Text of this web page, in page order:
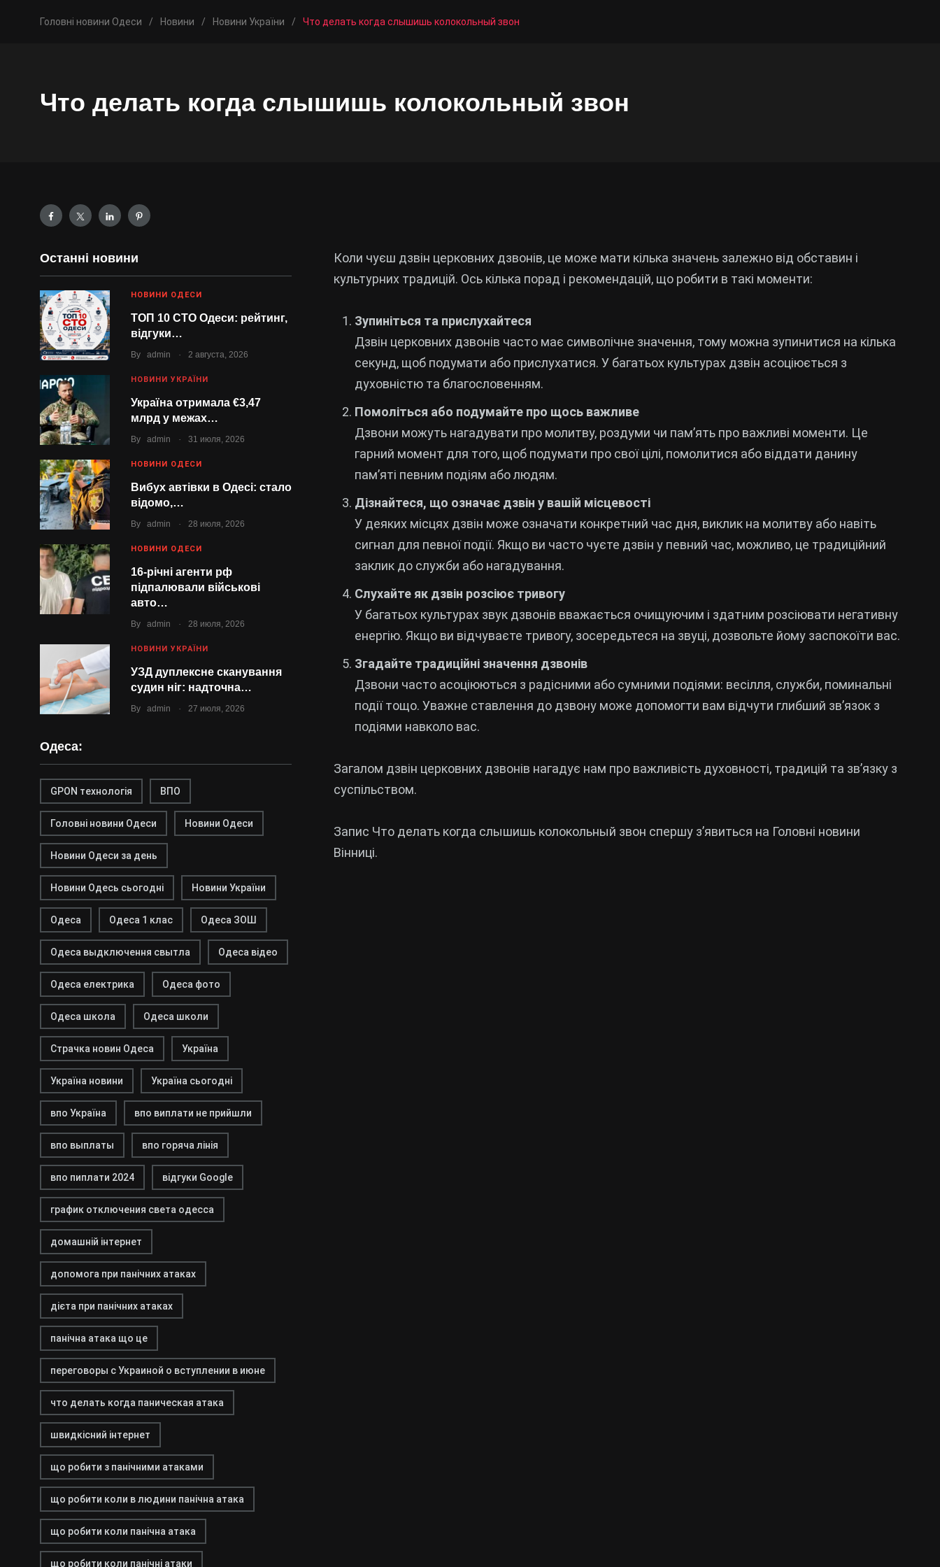
Головні новини Одеси / Новини / Новини України / Что делать когда слышишь колокольный звон
Что делать когда слышишь колокольный звон
Останні новини
НОВИНИ ОДЕСИ
ТОП 10 СТО Одеси: рейтинг,
відгуки…
By admin . 2 августа, 2026
НОВИНИ УКРАЇНИ
Україна отримала €3,47
млрд у межах…
By admin . 31 июля, 2026
НОВИНИ ОДЕСИ
Вибух автівки в Одесі: стало
відомо,…
By admin . 28 июля, 2026
НОВИНИ ОДЕСИ
16-річні агенти рф
підпалювали військові
авто…
By admin . 28 июля, 2026
НОВИНИ УКРАЇНИ
УЗД дуплексне сканування
судин ніг: надточна…
By admin . 27 июля, 2026
Одеса:
GPON технологія ВПО
Головні новини Одеси Новини Одеси
Новини Одеси за день
Новини Одесь сьогодні Новини України
Одеса Одеса 1 клас Одеса ЗОШ
Одеса выдключення свытла Одеса відео
Одеса електрика Одеса фото
Одеса школа Одеса школи
Страчка новин Одеса Україна
Україна новини Україна сьогодні
впо Україна впо виплати не прийшли
впо выплаты впо горяча лінія
впо пиплати 2024 відгуки Google
график отключения света одесса
домашній інтернет
допомога при панічних атаках
дієта при панічних атаках
панічна атака що це
переговоры с Украиной о вступлении в июне
что делать когда паническая атака
швидкісний інтернет
що робити з панічними атаками
що робити коли в людини панічна атака
що робити коли панічна атака
що робити коли панічні атаки
Коли чуєш дзвін церковних дзвонів, це може мати кілька значень залежно від обставин і
культурних традицій. Ось кілька порад і рекомендацій, що робити в такі моменти:
Зупиніться та прислухайтеся
Дзвін церковних дзвонів часто має символічне значення, тому можна зупинитися на кілька
секунд, щоб подумати або прислухатися. У багатьох культурах дзвін асоціюється з
духовністю та благословенням.
Помоліться або подумайте про щось важливе
Дзвони можуть нагадувати про молитву, роздуми чи пам’ять про важливі моменти. Це
гарний момент для того, щоб подумати про свої цілі, помолитися або віддати данину
пам’яті певним подіям або людям.
Дізнайтеся, що означає дзвін у вашій місцевості
У деяких місцях дзвін може означати конкретний час дня, виклик на молитву або навіть
сигнал для певної події. Якщо ви часто чуєте дзвін у певний час, можливо, це традиційний
заклик до служби або нагадування.
Слухайте як дзвін розсіює тривогу
У багатьох культурах звук дзвонів вважається очищуючим і здатним розсіювати негативну
енергію. Якщо ви відчуваєте тривогу, зосередьтеся на звуці, дозвольте йому заспокоїти вас.
Згадайте традиційні значення дзвонів
Дзвони часто асоціюються з радісними або сумними подіями: весілля, служби, поминальні
події тощо. Уважне ставлення до дзвону може допомогти вам відчути глибший зв’язок з
подіями навколо вас.
Загалом дзвін церковних дзвонів нагадує нам про важливість духовності, традицій та зв’язку з
суспільством.
Запис Что делать когда слышишь колокольный звон спершу з’явиться на Головні новини
Вінниці.